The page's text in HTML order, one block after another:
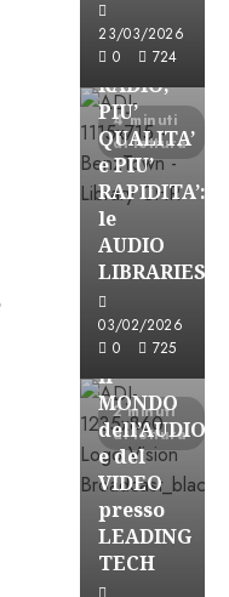
23/03/2026
0
724
4 minuti
di lettura
Per la
RADIO,
PIU’
QUALITA’
e PIU’
RAPIDITA’:
le
AUDIO
LIBRARIES
03/02/2026
0
725
2 minuti
di lettura
Partnership
VISION
BROADCAST,
ESPLORARE
il
MONDO
dell’AUDIO
e del
VIDEO
presso
LEADING
TECH